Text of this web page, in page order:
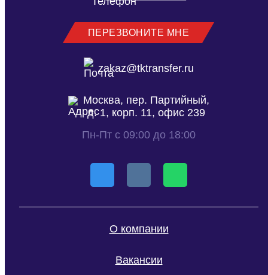
ПЕРЕЗВОНИТЕ МНЕ
zakaz@tktransfer.ru
Москва, пер. Партийный,
д. 1, корп. 11, офис 239
Пн-Пт с 09:00 до 18:00
О компании
Вакансии